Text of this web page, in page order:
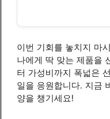
이번 기회를 놓치지 마
나에게 딱 맞는 제품을
터 가성비까지 폭넓은
일을 응원합니다. 지금
양을 챙기세요!